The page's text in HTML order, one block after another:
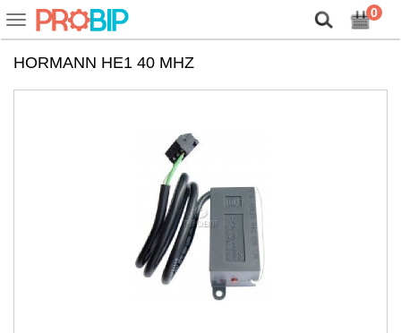
Ein-
oder
Ausblenden
Navigationsleiste
0
HORMANN HE1 40 MHZ
Lassen Sie uns unsere Cookies vorstellen!